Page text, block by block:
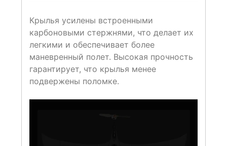
Крылья усилены встроенными
карбоновыми стержнями, что делает их
легкими и обеспечивает более
маневренный полет. Высокая прочность
гарантирует, что крылья менее
подвержены поломке.